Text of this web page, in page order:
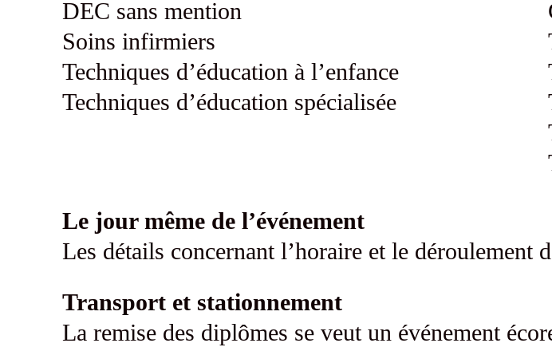
DEC sans mention
Soins infirmiers
Techniques d’éducation à l’enfance
Techniques d’éducation spécialisée
Le jour même de l’événement
Les détails concernant l’horaire et le déroulement
Transport et stationnement
La remise des diplômes se veut un événement